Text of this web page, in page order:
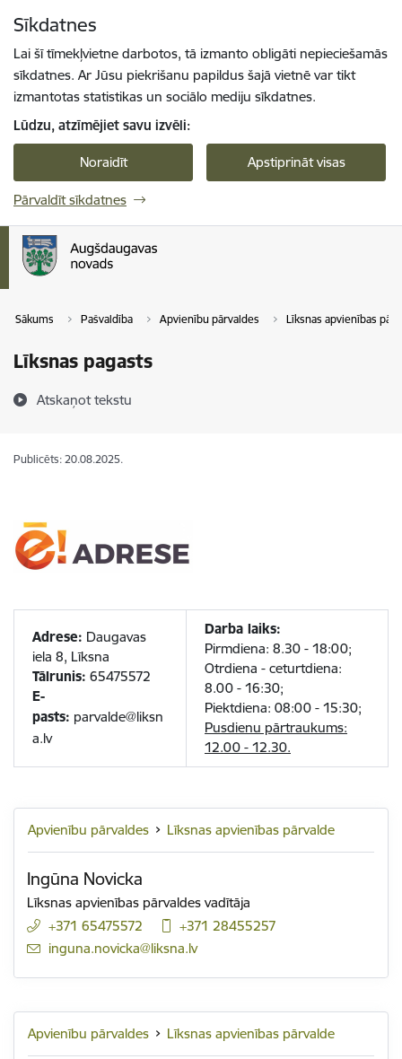
Sīkdatnes
Lai šī tīmekļvietne darbotos, tā izmanto obligāti nepieciešamās
sīkdatnes. Ar Jūsu piekrišanu papildus šajā vietnē var tikt
izmantotas statistikas un sociālo mediju sīkdatnes.
Lūdzu, atzīmējiet savu izvēli:
Noraidīt Apstiprināt visas
Pārvaldīt sīkdatnes
Sākums Pašvaldība Apvienību pārvaldes Līksnas apvienības
Līksnas pagasts
Atskaņot tekstu
Publicēts: 20.08.2025.
Adrese: Daugavas
iela 8, Līksna
Tālrunis: 65475572
E-
pasts: parvalde@liksn
a.lv
Darba laiks:
Pirmdiena: 8.30 - 18:00;
Otrdiena - ceturtdiena:
8.00 - 16:30;
Piektdiena: 08:00 - 15:30;
Pusdienu pārtraukums:
12.00 - 12.30.
Apvienību pārvaldes Līksnas apvienības pārvalde
Ingūna Novicka
Līksnas apvienības pārvaldes vadītāja
+371 65475572
+371 28455257
E-pasts:
inguna.novicka@liksna.lv
Apvienību pārvaldes Līksnas apvienības pārvalde